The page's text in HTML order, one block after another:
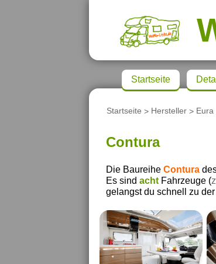
Startseite > Hersteller > Eura
Contura
Die Baureihe Contura
Es sind achtFahrzeuge (
gelangst du schnell zu
Startseite